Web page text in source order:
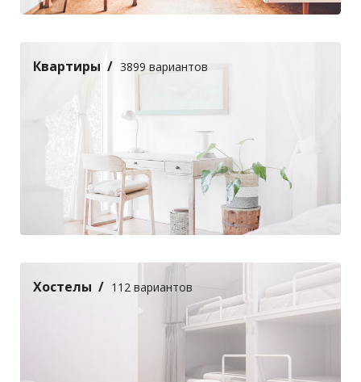
Квартиры 3899 вариантов
Хостелы 112 вариантов